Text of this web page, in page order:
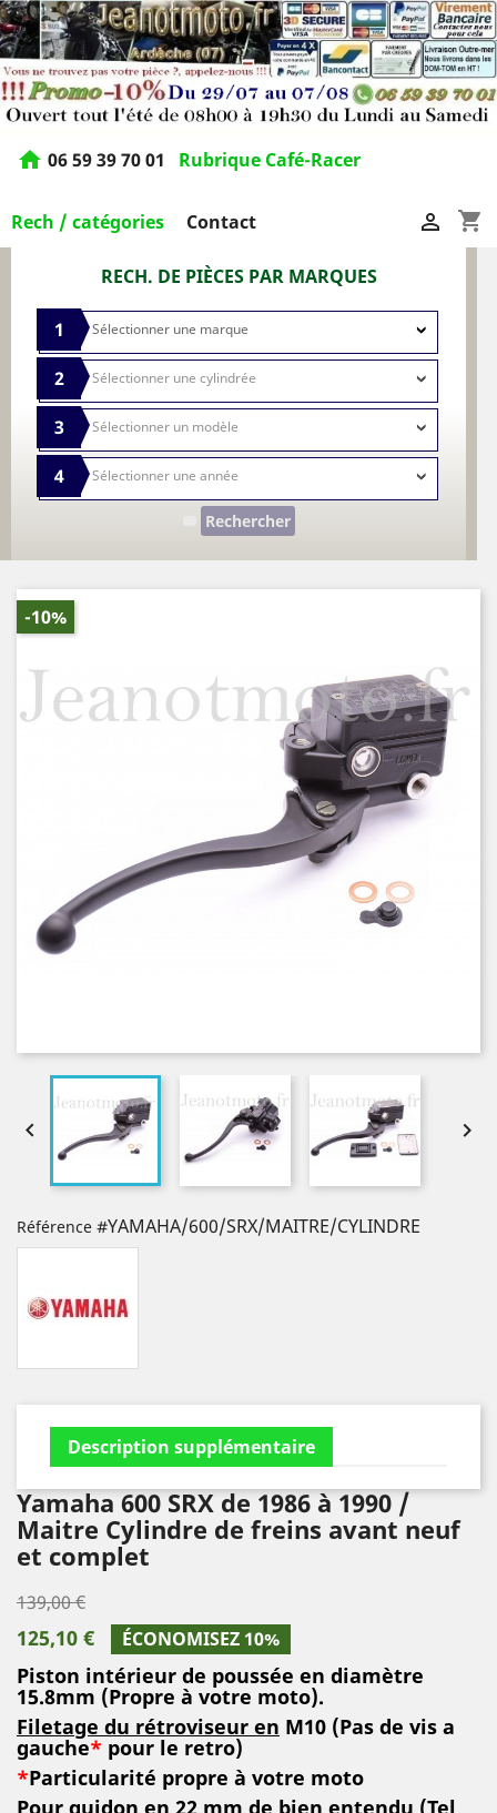
home 06 59 39 70 01 Rubrique Café-Racer
Rech / catégories Contact shopping_cart

RECH. DE PIÈCES PAR MARQUES
1
2
3
4
Rechercher
-10%
 
Référence #YAMAHA/600/SRX/MAITRE/CYLINDRE
Description supplémentaire
Yamaha 600 SRX de 1986 à 1990 /
Maitre Cylindre de freins avant neuf
et complet
139,00 €
125,10 € ÉCONOMISEZ 10%
Piston intérieur de poussée en diamètre
15.8mm (Propre à votre moto).
Filetage du rétroviseur en M10 (Pas de vis a
gauche* pour le retro)
*Particularité propre à votre moto
Pour guidon en 22 mm de bien entendu (Tel